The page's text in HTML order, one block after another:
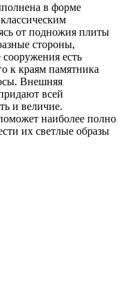
в форме
от подножия плиты
стороны,
есть
к краям памятника
Внешняя
всей
и величие.
наиболее полно
их светлые образы